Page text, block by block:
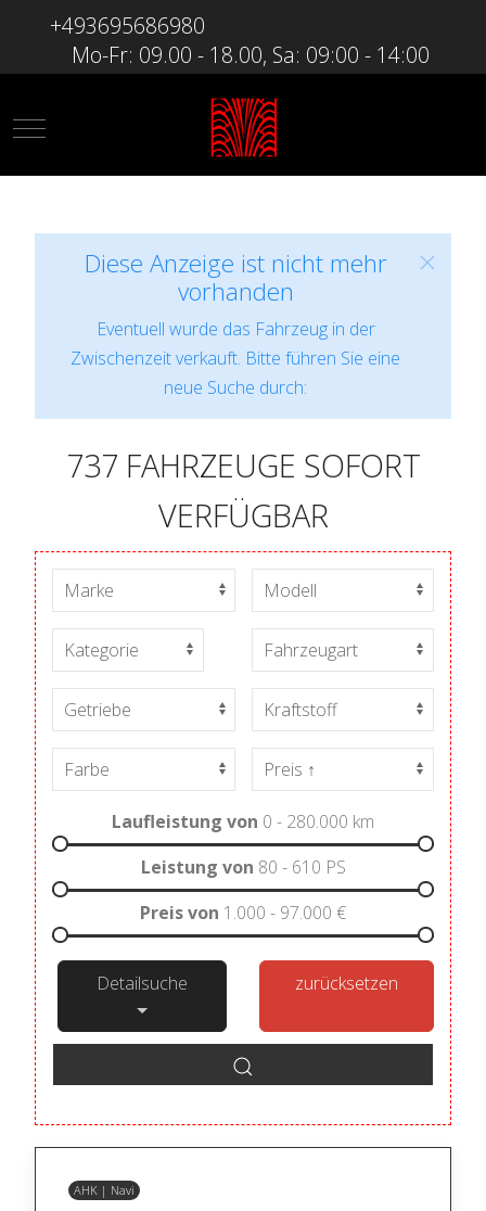
+493695686980
Mo-Fr: 09.00 - 18.00, Sa: 09:00 - 14:00
Mobile Menu Toggle
Diese Anzeige ist nicht mehr
vorhanden
Eventuell wurde das Fahrzeug in der
Zwischenzeit verkauft. Bitte führen Sie eine
neue Suche durch:
737 FAHRZEUGE SOFORT
VERFÜGBAR
Laufleistung von 0 - 280.000 km
Leistung von 80 - 610 PS
Preis von 1.000 - 97.000 €
Detailsuche zurücksetzen
AHK | Navi